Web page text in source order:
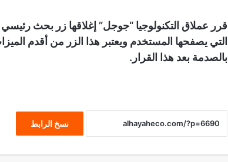
قرر عملاق التكنولوجيا “جوجل” إغلاقها زر بحث
التي يصفحها المستخدم ويعتبر هذا الزر من أقدم
بالصدمة بعد هذا القرار.
نسخ الرابط